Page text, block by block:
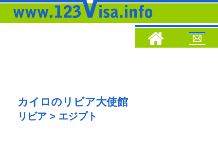
カイロのリビア大使館
リビア > エジプト